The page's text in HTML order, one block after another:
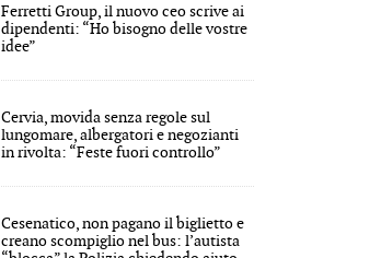
Ferretti Group, il nuovo ceo scrive ai
dipendenti: “Ho bisogno delle vostre
idee”
Cervia, movida senza regole sul
lungomare, albergatori e negozianti
in rivolta: “Feste fuori controllo”
Cesenatico, non pagano il biglietto e
creano scompiglio nel bus: l’autista